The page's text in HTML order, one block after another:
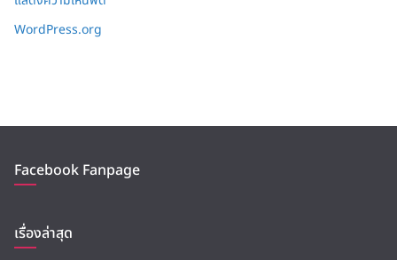
WordPress.org
Facebook Fanpage
เรื่องล่าสุด